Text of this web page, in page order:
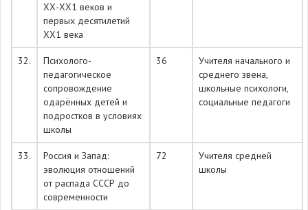
ХХ-ХХ1 веков и
первых десятилетий
ХХ1 века
32.
Психолого-
педагогическое
сопровождение
одарённых детей и
подростков в условиях
школы
36
Учителя начального и
среднего звена,
школьные психологи,
социальные педагоги
33.
Россия и Запад:
эволюция отношений
от распада СССР до
современности
72
Учителя средней
школы